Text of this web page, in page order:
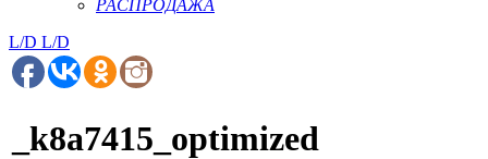
РАСПРОДАЖА
L/D L/D
_k8a7415_optimized